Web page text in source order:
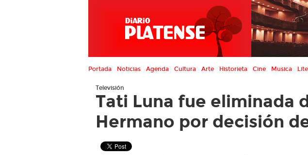
Portada Noticias Agenda Cultura Arte Historieta Cine Musica
Televisión
Tati Luna fue eliminada
Hermano por decisión